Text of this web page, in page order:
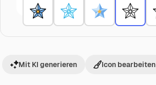
Mit KI generieren Icon bearbeiten